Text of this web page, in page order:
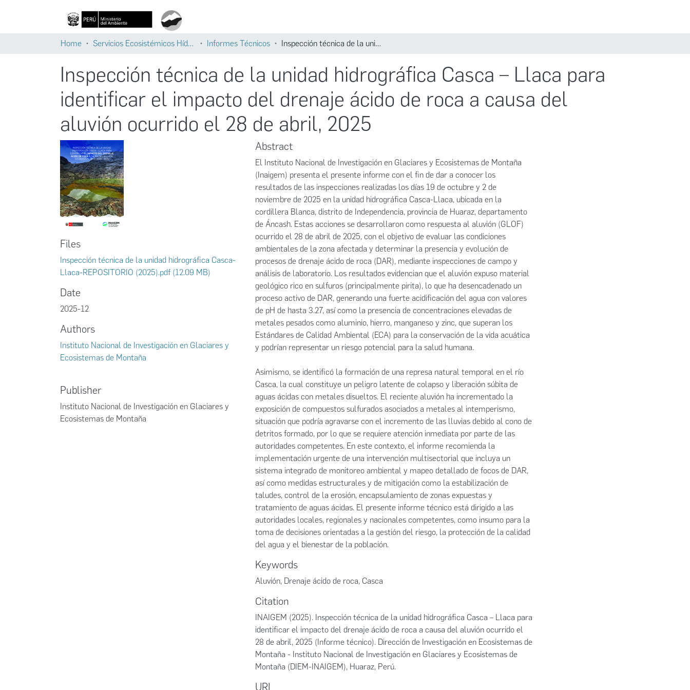
Home Servicios Ecosistémicos Hídricos Informes Técnicos Inspección técnica de la unidad hidrográfica Casca – Llaca para identificar el impacto del drenaje ácido de roca a causa del aluvión ocurrido el 28 de abril, 2025
Inspección técnica de la unidad hidrográfica Casca – Llaca para
identificar el impacto del drenaje ácido de roca a causa del
aluvión ocurrido el 28 de abril, 2025
Files
Inspección técnica de la unidad hidrográfica Casca-
Llaca-REPOSITORIO (2025).pdf (12.09 MB)
Date
2025-12
Authors
Instituto Nacional de Investigación en Glaciares y
Ecosistemas de Montaña
Publisher
Instituto Nacional de Investigación en Glaciares y
Ecosistemas de Montaña
Abstract
El Instituto Nacional de Investigación en Glaciares y Ecosistemas de Montaña
(Inaigem) presenta el presente informe con el fin de dar a conocer los
resultados de las inspecciones realizadas los días 19 de octubre y 2 de
noviembre de 2025 en la unidad hidrográfica Casca-Llaca, ubicada en la
cordillera Blanca, distrito de Independencia, provincia de Huaraz, departamento
de Áncash. Estas acciones se desarrollaron como respuesta al aluvión (GLOF)
ocurrido el 28 de abril de 2025, con el objetivo de evaluar las condiciones
ambientales de la zona afectada y determinar la presencia y evolución de
procesos de drenaje ácido de roca (DAR), mediante inspecciones de campo y
análisis de laboratorio. Los resultados evidencian que el aluvión expuso material
geológico rico en sulfuros (principalmente pirita), lo que ha desencadenado un
proceso activo de DAR, generando una fuerte acidificación del agua con valores
de pH de hasta 3.27, así como la presencia de concentraciones elevadas de
metales pesados como aluminio, hierro, manganeso y zinc, que superan los
Estándares de Calidad Ambiental (ECA) para la conservación de la vida acuática
y podrían representar un riesgo potencial para la salud humana.
Asimismo, se identificó la formación de una represa natural temporal en el río
Casca, la cual constituye un peligro latente de colapso y liberación súbita de
aguas ácidas con metales disueltos. El reciente aluvión ha incrementado la
exposición de compuestos sulfurados asociados a metales al intemperismo,
situación que podría agravarse con el incremento de las lluvias debido al cono de
detritos formado, por lo que se requiere atención inmediata por parte de las
autoridades competentes. En este contexto, el informe recomienda la
implementación urgente de una intervención multisectorial que incluya un
sistema integrado de monitoreo ambiental y mapeo detallado de focos de DAR,
así como medidas estructurales y de mitigación como la estabilización de
taludes, control de la erosión, encapsulamiento de zonas expuestas y
tratamiento de aguas ácidas. El presente informe técnico está dirigido a las
autoridades locales, regionales y nacionales competentes, como insumo para la
toma de decisiones orientadas a la gestión del riesgo, la protección de la calidad
del agua y el bienestar de la población.
Keywords
Aluvión, Drenaje ácido de roca, Casca
Citation
INAIGEM (2025). Inspección técnica de la unidad hidrográfica Casca – Llaca para
identificar el impacto del drenaje ácido de roca a causa del aluvión ocurrido el
28 de abril, 2025 (Informe técnico). Dirección de Investigación en Ecosistemas de
Montaña - Instituto Nacional de Investigación en Glaciares y Ecosistemas de
Montaña (DIEM-INAIGEM), Huaraz, Perú.
URI